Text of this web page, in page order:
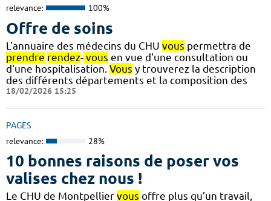
relevance: 100%
Offre de soins
L'annuaire des médecins du CHU vous permettra de
prendre rendez- vous en vue d'une consultation ou
d'une hospitalisation. Vous y trouverez la description
des différents départements et la composition des
18/02/2026 15:25
PAGES
relevance: 28%
10 bonnes raisons de poser vos
valises chez nous !
Le CHU de Montpellier vous offre plus qu’un travail,